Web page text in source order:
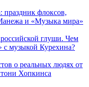
флоксов,
и «Музыка мира»
глуши. Чем
с музыкой Курехина?
о реальных людях от
Хопкинса